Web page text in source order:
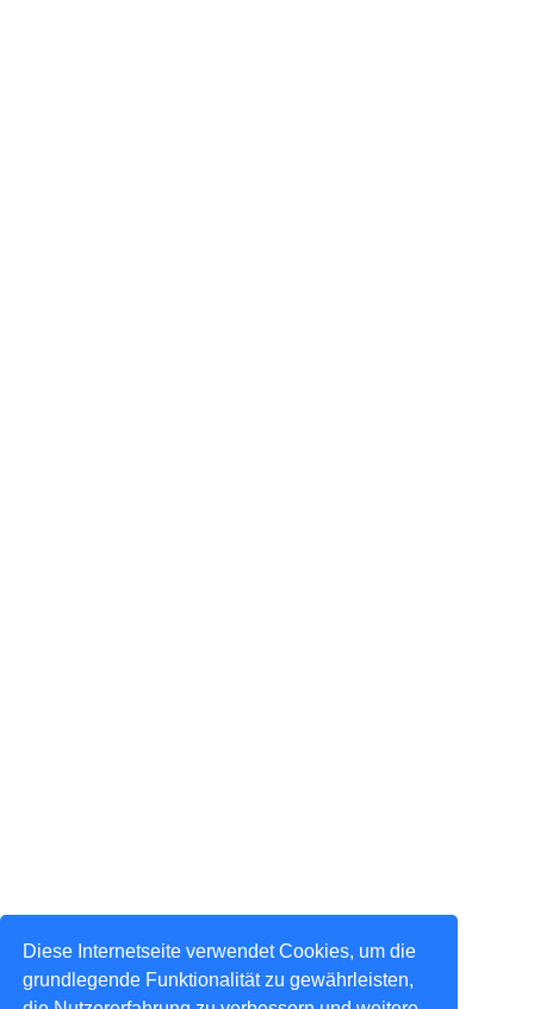
Diese Internetseite verwendet Cookies, um die
grundlegende Funktionalität zu gewährleisten,